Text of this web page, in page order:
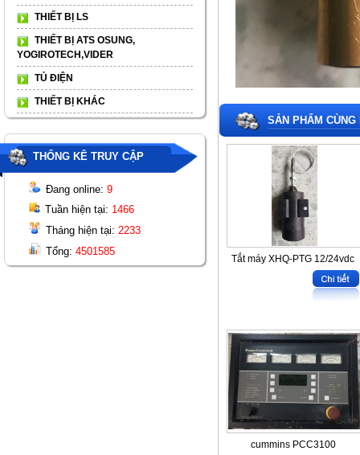
THIẾT BỊ LS
THIẾT BỊ ATS OSUNG,
YOGIROTECH,VIDER
TỦ ĐIỆN
THIẾT BỊ KHÁC
THỐNG KÊ TRUY CẬP
Đang online: 9
Tuần hiện tại: 1466
Tháng hiện tại: 2233
Tổng: 4501585
SẢN PHẨM CÙNG
Tắt máy XHQ-PTG 12/24vdc
cummins PCC3100